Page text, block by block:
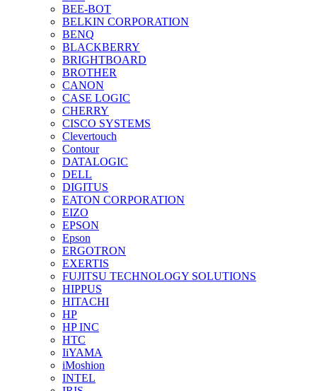
BEE-BOT
BELKIN CORPORATION
BENQ
BLACKBERRY
BRIGHTBOARD
BROTHER
CANON
CASE LOGIC
CHERRY
CISCO SYSTEMS
Clevertouch
Contour
DATALOGIC
DELL
DIGITUS
EATON CORPORATION
EIZO
EPSON
Epson
ERGOTRON
EXERTIS
FUJITSU TECHNOLOGY SOLUTIONS
HIPPUS
HITACHI
HP
HP INC
HTC
IiYAMA
iMoshion
INTEL